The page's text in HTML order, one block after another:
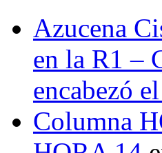
Azucena
en la R1 –
encabezó
Columna